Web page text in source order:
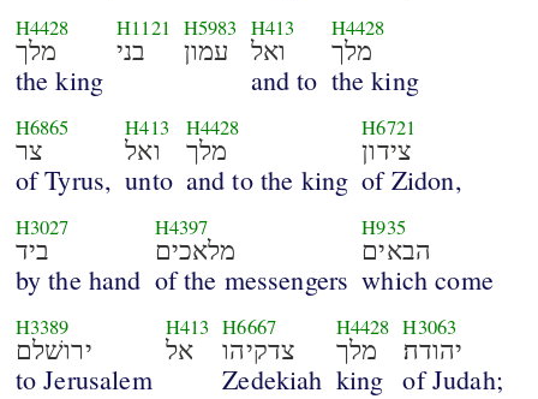
H4428
מלך
the king
H1121
בני
H5983
עמון
H413
ואל
and to
H4428
מלך
the king
H6865
צר
of Tyrus,
H413
ואל
unto
H4428
מלך
and to the king
H6721
צידון
of Zidon,
H3027
ביד
by the hand
H4397
מלאכים
of the messengers
H935
הבאים
which come
H3389
ירושׁלם
to Jerusalem
H413
אל
H6667
צדקיהו
Zedekiah
H4428
מלך
king
H3063
יהודה׃
of Judah;